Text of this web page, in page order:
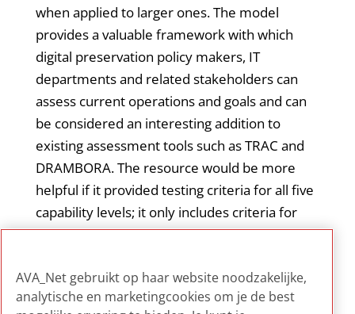
when applied to larger ones. The model
provides a valuable framework with which
digital preservation policy makers, IT
departments and related stakeholders can
assess current operations and goals and can
be considered an interesting addition to
existing assessment tools such as TRAC and
DRAMBORA. The resource would be more
helpful if it provided testing criteria for all five
capability levels; it only includes criteria for
level 3 (intermediate), which the author
some type of long term preservation.
AVA_Net gebruikt op haar website noodzakelijke,
analytische en marketingcookies om je de best